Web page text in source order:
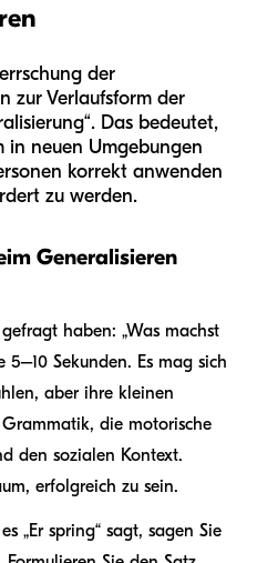
der
zur Verlaufsform der
Das bedeutet,
in neuen Umgebungen
korrekt anwenden
zu werden.
Generalisieren
haben: „Was machst
5–10 Sekunden. Es mag sich
aber ihre kleinen
die motorische
den sozialen Kontext.
erfolgreich zu sein.
„Er spring“ sagt, sagen Sie